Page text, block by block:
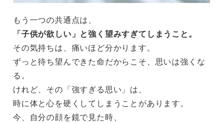
もう一つの共通点は、
「子供が欲しい」と強く望みすぎてしまうこと。
その気持ちは、痛いほど分かります。
ずっと待ち望んできた命だからこそ、思いは強くな
る。
けれど、その「強すぎる思い」は、
時に体と心を硬くしてしまうことがあります。
今、自分の顔を鏡で見た時、